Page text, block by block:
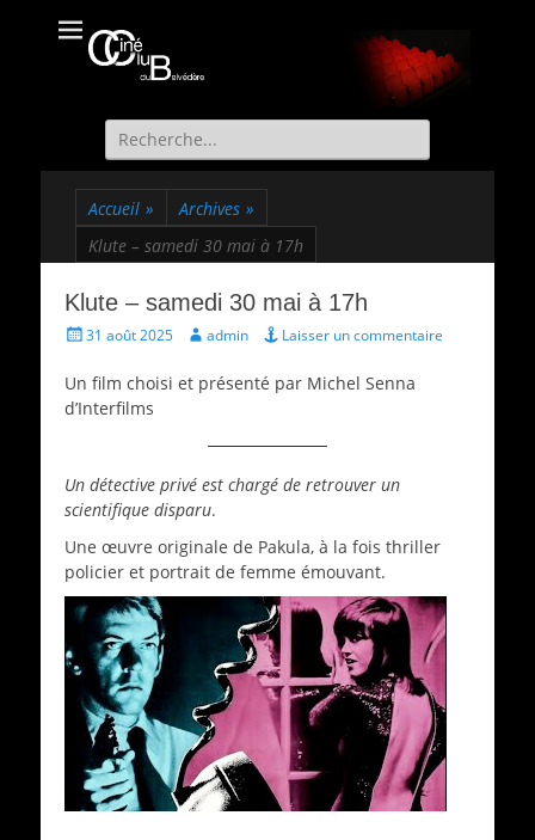
Ciné Club du
Belvédère
Site officiel du Ciné Club de St Martin d'Uriage
Recherche
de:
Accueil » Archives »
Klute – samedi 30 mai à 17h
Klute – samedi 30 mai à 17h
Écrit31 août 2025 Auteur
admin Laisser un commentaire
Un film choisi et présenté par Michel Senna
d’Interfilms
Un détective privé est chargé de retrouver un
scientifique disparu.
Une œuvre originale de Pakula, à la fois thriller
policier et portrait de femme émouvant.